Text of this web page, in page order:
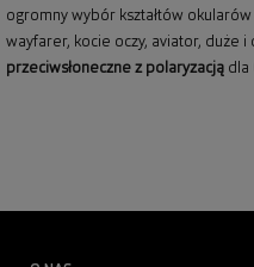
ogromny wybór kształtów
wayfarer, kocie oczy, aviator, duże i
przeciwsłoneczne z polaryzacją dla